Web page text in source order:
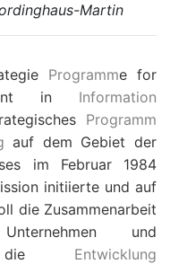
Martin
Programme for
in Information
Programm
auf dem Gebiet der
im Februar 1984
initiierte und auf
die Zusammenarbeit
und
die Entwicklung